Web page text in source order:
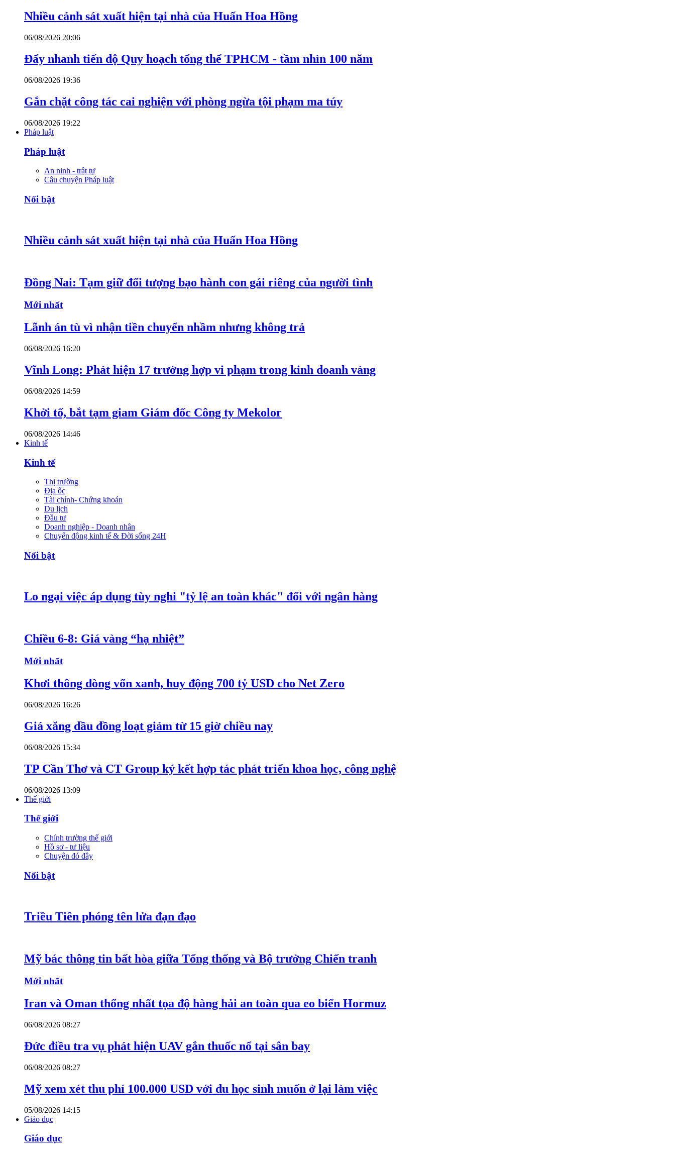
Nhiều cảnh sát xuất hiện tại nhà của Huấn Hoa Hồng
06/08/2026 20:06
Đẩy nhanh tiến độ Quy hoạch tổng thể TPHCM - tầm nhìn 100 năm
06/08/2026 19:36
Gắn chặt công tác cai nghiện với phòng ngừa tội phạm ma túy
06/08/2026 19:22
Pháp luật
Pháp luật
An ninh - trật tự
Câu chuyện Pháp luật
Nổi bật
Nhiều cảnh sát xuất hiện tại nhà của Huấn Hoa Hồng
Đồng Nai: Tạm giữ đối tượng bạo hành con gái riêng của người tình
Mới nhất
Lãnh án tù vì nhận tiền chuyển nhầm nhưng không trả
06/08/2026 16:20
Vĩnh Long: Phát hiện 17 trường hợp vi phạm trong kinh doanh vàng
06/08/2026 14:59
Khởi tố, bắt tạm giam Giám đốc Công ty Mekolor
06/08/2026 14:46
Kinh tế
Kinh tế
Thị trường
Địa ốc
Tài chính- Chứng khoán
Du lịch
Đầu tư
Doanh nghiệp - Doanh nhân
Chuyển động kinh tế & Đời sống 24H
Nổi bật
Lo ngại việc áp dụng tùy nghi "tỷ lệ an toàn khác" đối với ngân hàng
Chiều 6-8: Giá vàng “hạ nhiệt”
Mới nhất
Khơi thông dòng vốn xanh, huy động 700 tỷ USD cho Net Zero
06/08/2026 16:26
Giá xăng dầu đồng loạt giảm từ 15 giờ chiều nay
06/08/2026 15:34
TP Cần Thơ và CT Group ký kết hợp tác phát triển khoa học, công nghệ
06/08/2026 13:09
Thế giới
Thế giới
Chính trường thế giới
Hồ sơ - tư liệu
Chuyện đó đây
Nổi bật
Triều Tiên phóng tên lửa đạn đạo
Mỹ bác thông tin bất hòa giữa Tổng thống và Bộ trưởng Chiến tranh
Mới nhất
Iran và Oman thống nhất tọa độ hàng hải an toàn qua eo biển Hormuz
06/08/2026 08:27
Đức điều tra vụ phát hiện UAV gắn thuốc nổ tại sân bay
06/08/2026 08:27
Mỹ xem xét thu phí 100.000 USD với du học sinh muốn ở lại làm việc
05/08/2026 14:15
Giáo dục
Giáo dục